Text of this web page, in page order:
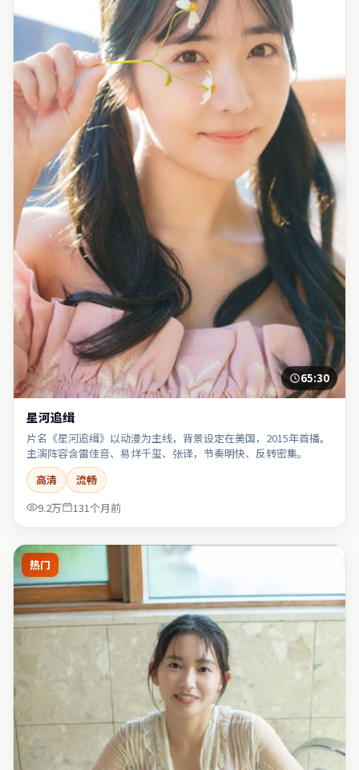
65:30
星河追缉
片名《星河追缉》以动漫为主线，背景设定在美国，2015年首播。
主演阵容含雷佳音、易烊千玺、张译，节奏明快、反转密集。
高清
流畅
9.2万
131个月前
热门